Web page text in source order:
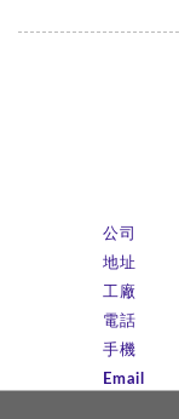
公司
地址
工廠
電話
手機
Email